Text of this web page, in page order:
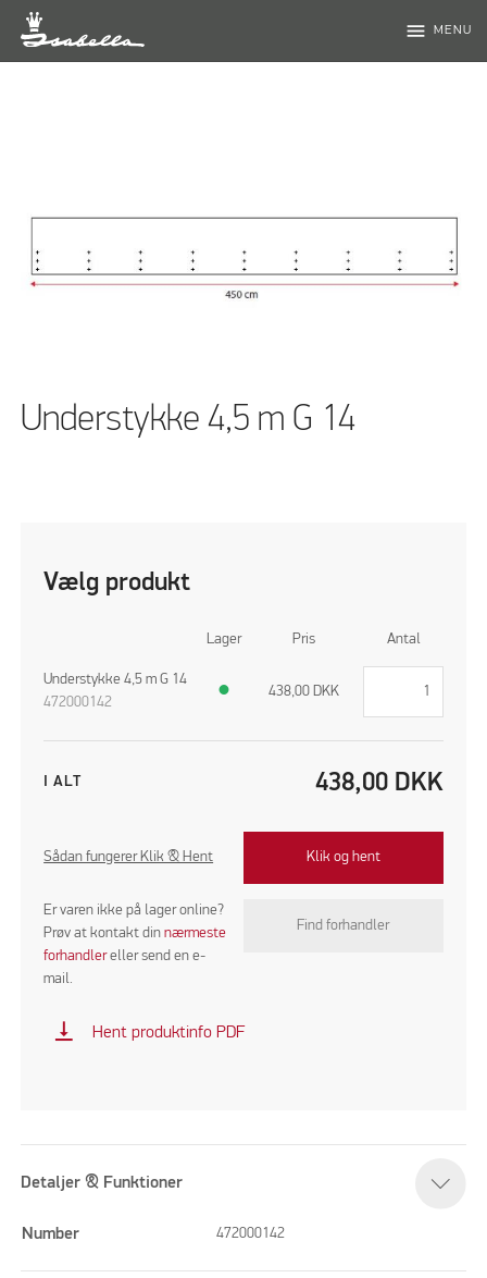
menu MENU
Understykke 4,5 m G 14
Vælg produkt
Lager Pris Antal
Understykke 4,5 m G 14
472000142
● 438,00 DKK
I ALT 438,00 DKK
Sådan fungerer Klik & Hent Klik og hent
Er varen ikke på lager online?
Prøv at kontakt dinnærmeste
forhandlereller send en e-
mail.
Find forhandler
vertical_align_bottom Hent produktinfo PDF
Detaljer & Funktioner
Number 472000142